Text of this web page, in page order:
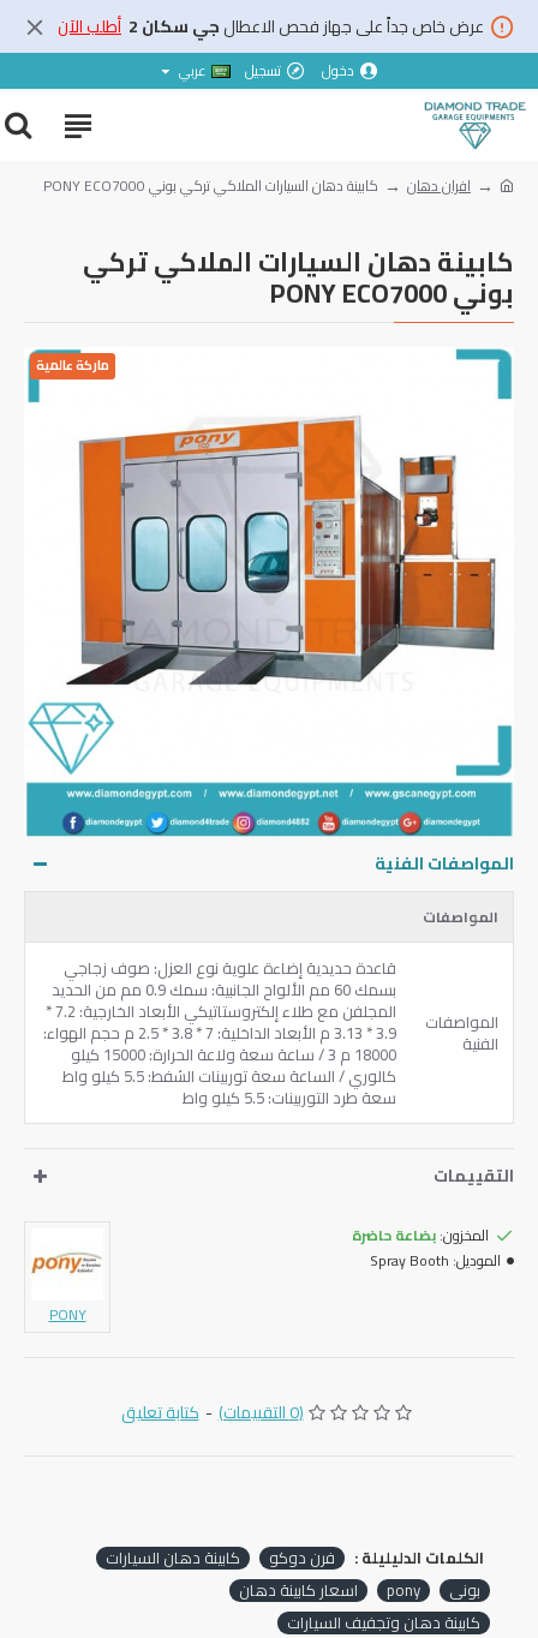
عرض خاص جداً على جهاز فحص الاعطالجي سكان 2 أطلب الآن
دخول تسجيل عربي
افران دهان كابينة دهان السيارات الملاكي تركي بوني PONY ECO7000
كابينة دهان السيارات الملاكي تركي
بوني PONY ECO7000
ماركة عالمية
المواصفات الفنية
المواصفات
المواصفات
الفنية
قاعدة حديدية إضاءة علوية نوع العزل: صوف زجاجي
بسمك 60 مم الألواح الجانبية: سمك 0.9 مم من الحديد
المجلفن مع طلاء إلكتروستاتيكي الأبعاد الخارجية: 7.2 *
3.9 * 3.13 م الأبعاد الداخلية: 7 * 3.8 * 2.5 م حجم الهواء:
18000 م 3 / ساعة سعة ولاعة الحرارة: 15000 كيلو
كالوري / الساعة سعة توربينات الشفط: 5.5 كيلو واط
سعة طرد التوربينات: 5.5 كيلو واط
التقييمات
المخزون:بضاعة حاضرة
الموديل: Spray Booth
PONY
(0 التقييمات) - كتابة تعليق
الكلمات الدليليلة : فرن دوكو
كابينة دهان السيارات
بوني
pony
اسعار كابينة دهان
كابينة دهان وتجفيف السيارات